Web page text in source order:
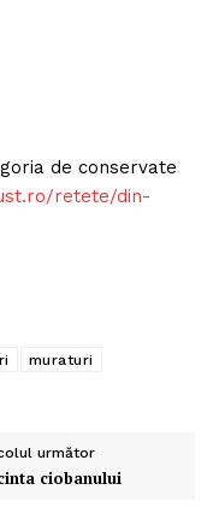
de conservate
retete/din-
muraturi
următor
ciobanului